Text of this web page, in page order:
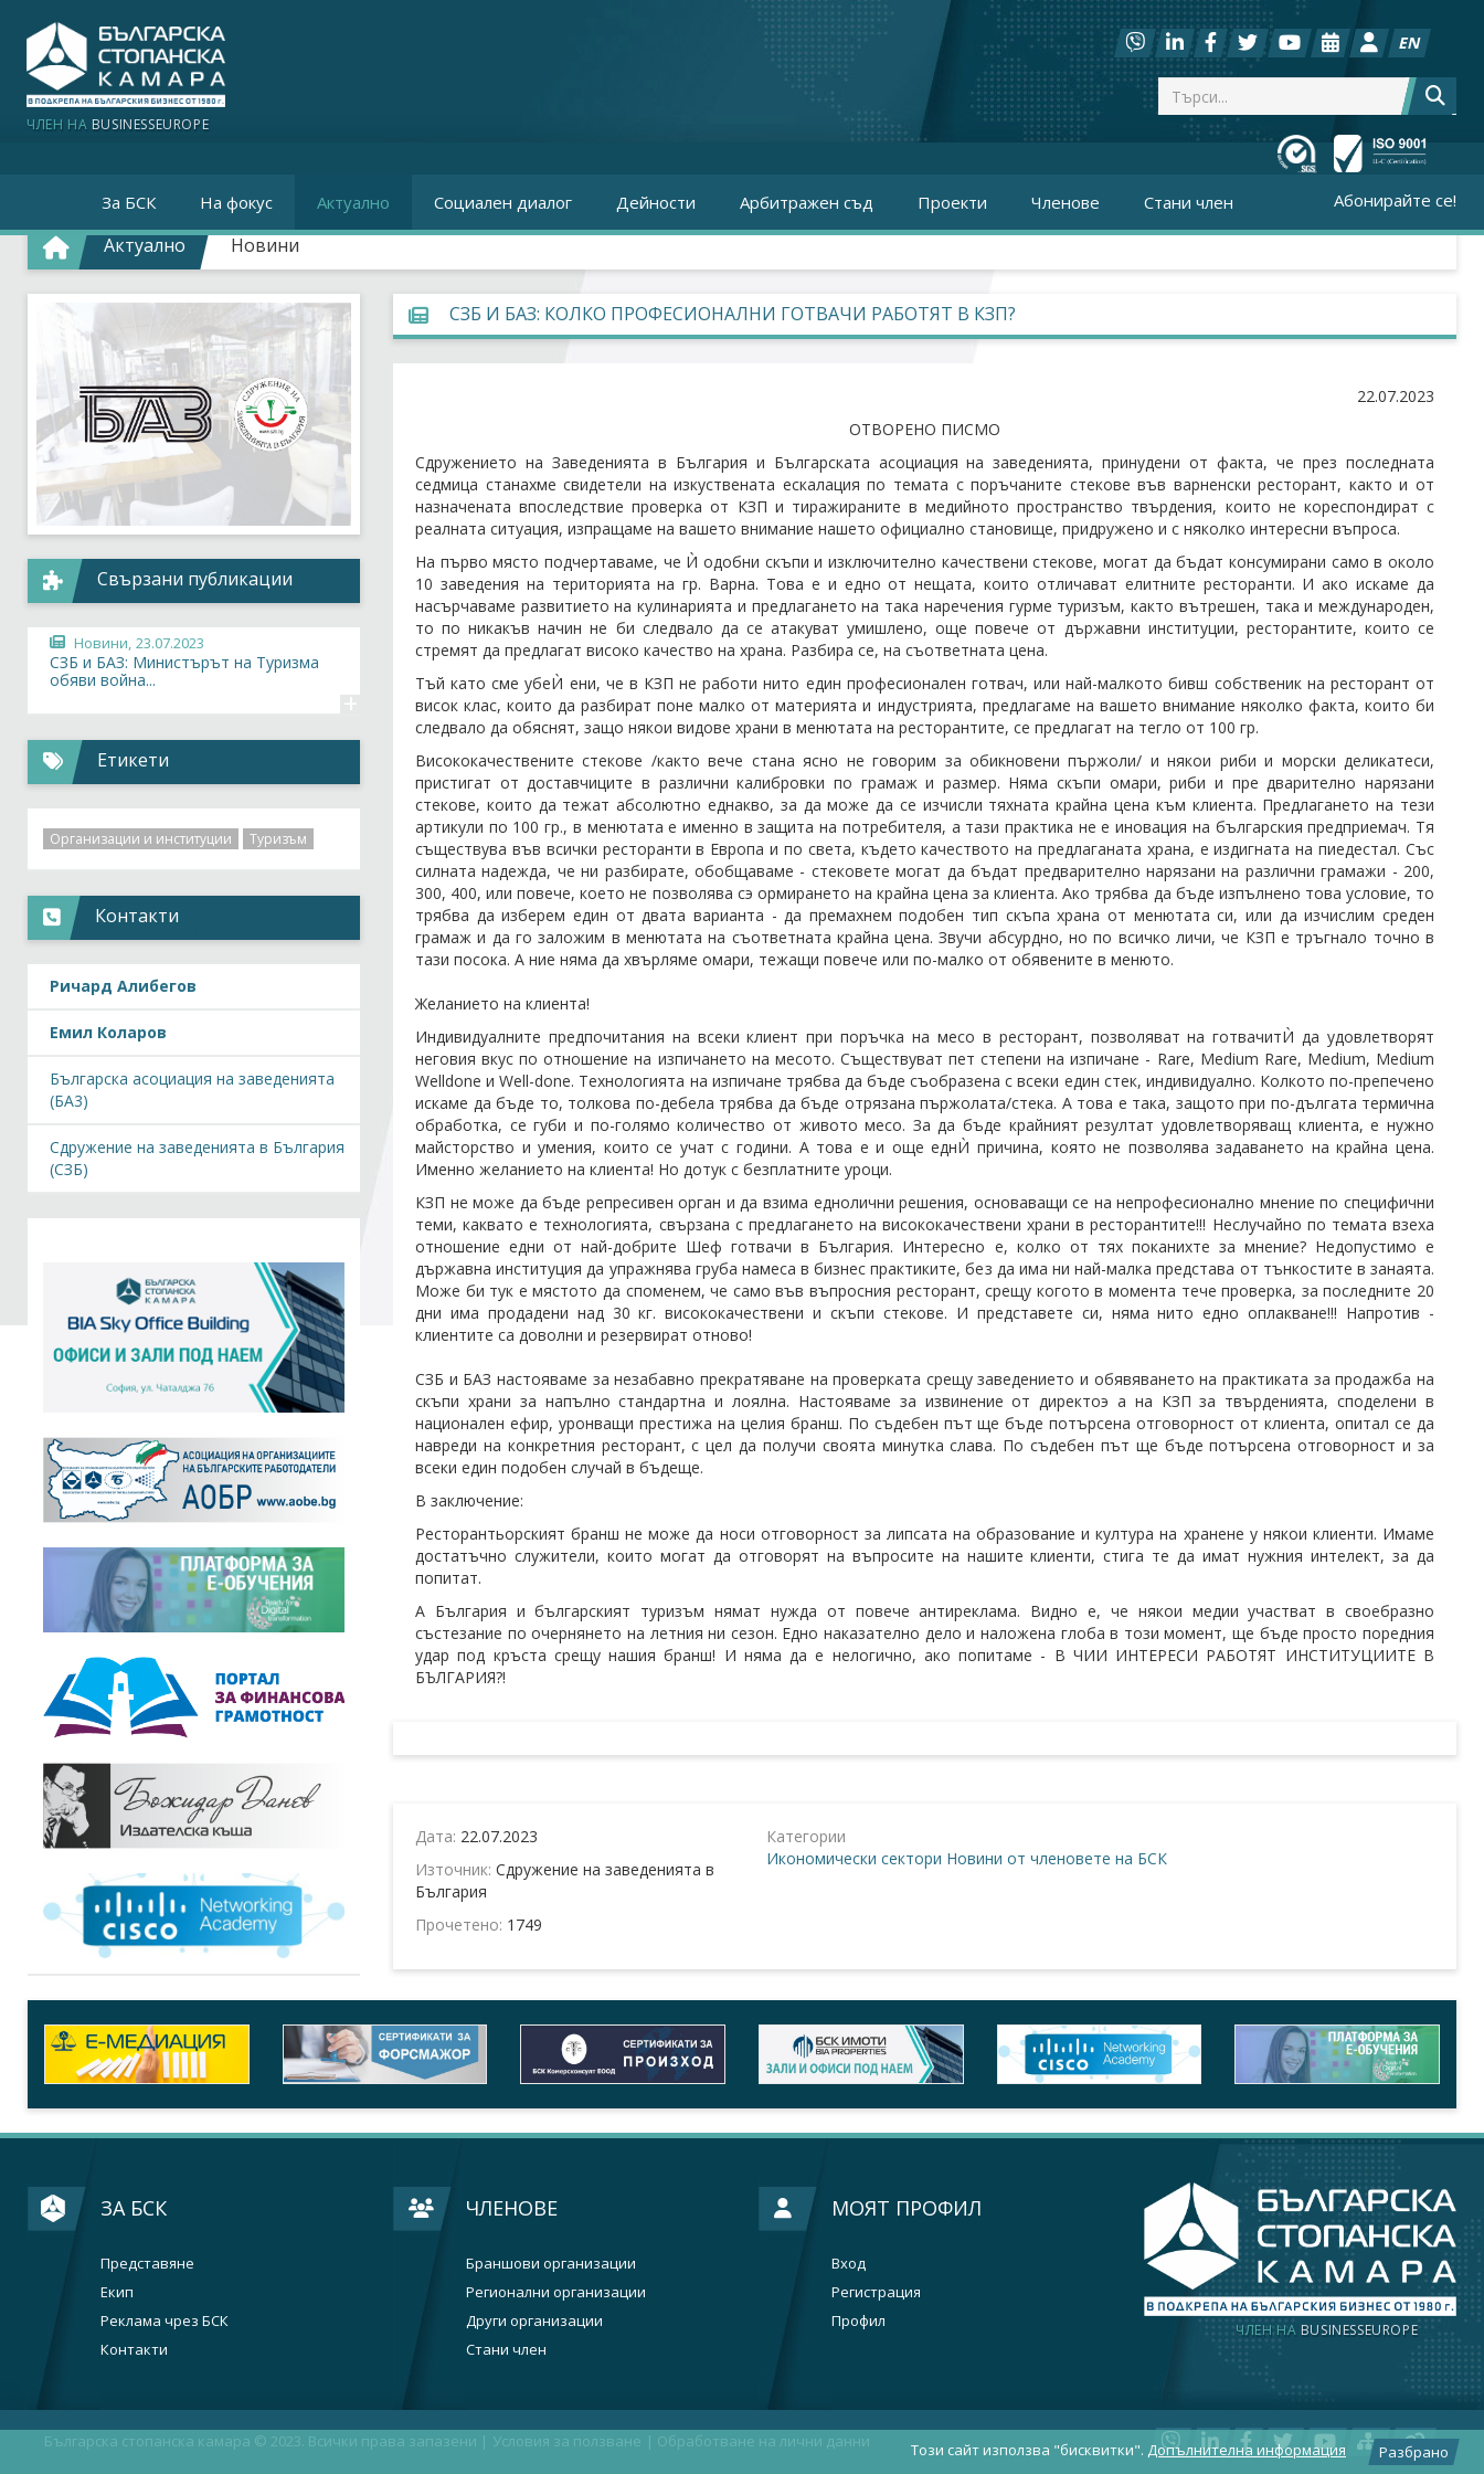
ЧЛЕН НА BUSINESSEUROPE
EN
За БСК На фокус Актуално Социален диалог Дейности Арбитражен съд Проекти Членове Стани член Абонирайте се!
Актуално Новини
СЗБ И БАЗ: КОЛКО ПРОФЕСИОНАЛНИ ГОТВАЧИ РАБОТЯТ В КЗП?
22.07.2023
ОТВОРЕНО ПИСМО
Сдружението на Заведенията в България и Българската асоциация на заведенията, принудени от факта, че през последната
седмица станахме свидетели на изкуствената ескалация по темата с поръчаните стекове във варненски ресторант, както и от
назначената впоследствие проверка от КЗП и тиражираните в медийното пространство твърдения, които не кореспондират с
реалната ситуация, изпращаме на вашето внимание нашето официално становище, придружено и с няколко интересни въпроса.
На първо място подчертаваме, че Ѝ одобни скъпи и изключително качествени стекове, могат да бъдат консумирани само в около
10 заведения на територията на гр. Варна. Това е и едно от нещата, които отличават елитните ресторанти. И ако искаме да
насърчаваме развитието на кулинарията и предлагането на така наречения гурме туризъм, както вътрешен, така и международен,
то по никакъв начин не би следвало да се атакуват умишлено, още повече от държавни институции, ресторантите, които се
стремят да предлагат високо качество на храна. Разбира се, на съответната цена.
Тъй като сме убеЍ ени, че в КЗП не работи нито един професионален готвач, или най-малкото бивш собственик на ресторант от
висок клас, които да разбират поне малко от материята и индустрията, предлагаме на вашето внимание няколко факта, които би
следвало да обяснят, защо някои видове храни в менютата на ресторантите, се предлагат на тегло от 100 гр.
Висококачествените стекове /както вече стана ясно не говорим за обикновени пържоли/ и някои риби и морски деликатеси,
пристигат от доставчиците в различни калибровки по грамаж и размер. Няма скъпи омари, риби и пре дварително нарязани
стекове, които да тежат абсолютно еднакво, за да може да се изчисли тяхната крайна цена към клиента. Предлагането на тези
артикули по 100 гр., в менютата е именно в защита на потребителя, а тази практика не е иновация на българския предприемач. Тя
съществува във всички ресторанти в Европа и по света, където качеството на предлаганата храна, е издигната на пиедестал. Със
силната надежда, че ни разбирате, обобщаваме - стековете могат да бъдат предварително нарязани на различни грамажи - 200,
300, 400, или повече, което не позволява сэ ормирането на крайна цена за клиента. Ако трябва да бъде изпълнено това условие, то
трябва да изберем един от двата варианта - да премахнем подобен тип скъпа храна от менютата си, или да изчислим среден
грамаж и да го заложим в менютата на съответната крайна цена. Звучи абсурдно, но по всичко личи, че КЗП е тръгнало точно в
тази посока. А ние няма да хвърляме омари, тежащи повече или по-малко от обявените в менюто.
Желанието на клиента!
Индивидуалните предпочитания на всеки клиент при поръчка на месо в ресторант, позволяват на готвачитЍ да удовлетворят
неговия вкус по отношение на изпичането на месото. Съществуват пет степени на изпичане - Rare, Medium Rare, Medium, Medium
Welldone и Well-done. Технологията на изпичане трябва да бъде съобразена с всеки един стек, индивидуално. Колкото по-препечено
искаме да бъде то, толкова по-дебела трябва да бъде отрязана пържолата/стека. А това е така, защото при по-дългата термична
обработка, се губи и по-голямо количество от живото месо. За да бъде крайният резултат удовлетворяващ клиента, е нужно
майсторство и умения, които се учат с години. А това е и още еднЍ причина, която не позволява задаването на крайна цена.
Именно желанието на клиента! Но дотук с безплатните уроци.
КЗП не може да бъде репресивен орган и да взима еднолични решения, основаващи се на непрофесионално мнение по специфични
теми, каквато е технологията, свързана с предлагането на висококачествени храни в ресторантите!!! Неслучайно по темата взеха
отношение едни от най-добрите Шеф готвачи в България. Интересно е, колко от тях поканихте за мнение? Недопустимо е
държавна институция да упражнява груба намеса в бизнес практиките, без да има ни най-малка представа от тънкостите в занаята.
Може би тук е мястото да споменем, че само във въпросния ресторант, срещу когото в момента тече проверка, за последните 20
дни има продадени над 30 кг. висококачествени и скъпи стекове. И представете си, няма нито едно оплакване!!! Напротив -
клиентите са доволни и резервират отново!
СЗБ и БАЗ настояваме за незабавно прекратяване на проверката срещу заведението и обявяването на практиката за продажба на
скъпи храни за напълно стандартна и лоялна. Настояваме за извинение от директоэ а на КЗП за твърденията, споделени в
национален ефир, уронващи престижа на целия бранш. По съдебен път ще бъде потърсена отговорност от клиента, опитал се да
навреди на конкретния ресторант, с цел да получи своята минутка слава. По съдебен път ще бъде потърсена отговорност и за
всеки един подобен случай в бъдеще.
В заключение:
Ресторантьорският бранш не може да носи отговорност за липсата на образование и култура на хранене у някои клиенти. Имаме
достатъчно служители, които могат да отговорят на въпросите на нашите клиенти, стига те да имат нужния интелект, за да
попитат.
А България и българският туризъм нямат нужда от повече антиреклама. Видно е, че някои медии участват в своебразно
състезание по очернянето на летния ни сезон. Едно наказателно дело и наложена глоба в този момент, ще бъде просто поредния
удар под кръста срещу нашия бранш! И няма да е нелогично, ако попитаме - В ЧИИ ИНТЕРЕСИ РАБОТЯТ ИНСТИТУЦИИТЕ В
БЪЛГАРИЯ?!
Дата: 22.07.2023
Източник: Сдружение на заведенията в
България
Прочетено: 1749
Категории
Икономически сектори Новини от членовете на БСК
Свързани публикации
Новини, 23.07.2023
СЗБ и БАЗ: Министърът на Туризма
обяви война...
+
Етикети
Организации и институции Туризъм
Контакти
Ричард Алибегов
Емил Коларов
Българска асоциация на заведенията
(БА3)
Сдружение на заведенията в България
(СЗБ)
ЗА БСК
Представяне
Екип
Реклама чрез БСК
Контакти
ЧЛЕНОВЕ
Браншови организации
Регионални организации
Други организации
Стани член
МОЯТ ПРОФИЛ
Вход
Регистрация
Профил
ЧЛЕН НА BUSINESSEUROPE
Българска стопанска камара © 2023. Всички права запазени | Условия за ползване | Oбработване на лични данни Този сайт използва "бисквитки". Допълнителна информация Разбрано